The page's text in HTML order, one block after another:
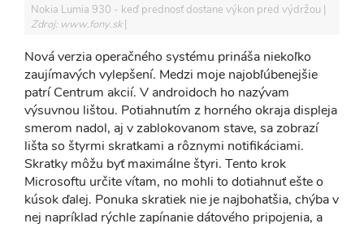
Nokia Lumia 930 - keď prednosť dostane výkon pred výdržou
Zdroj: www.fony.sk
Nová verzia operačného systému prináša niekoľko
zaujímavých vylepšení. Medzi moje najobľúbenejšie
patrí Centrum akcií. V androidoch ho nazývam
výsuvnou lištou. Potiahnutím z horného okraja displeja
smerom nadol, aj v zablokovanom stave, sa zobrazí
lišta so štyrmi skratkami a rôznymi notifikáciami.
Skratky môžu byť maximálne štyri. Tento krok
Microsoftu určite vítam, no mohli to dotiahnuť ešte o
kúsok ďalej. Ponuka skratiek nie je najbohatšia, chýba v
nej napríklad rýchle zapínanie dátového pripojenia, a